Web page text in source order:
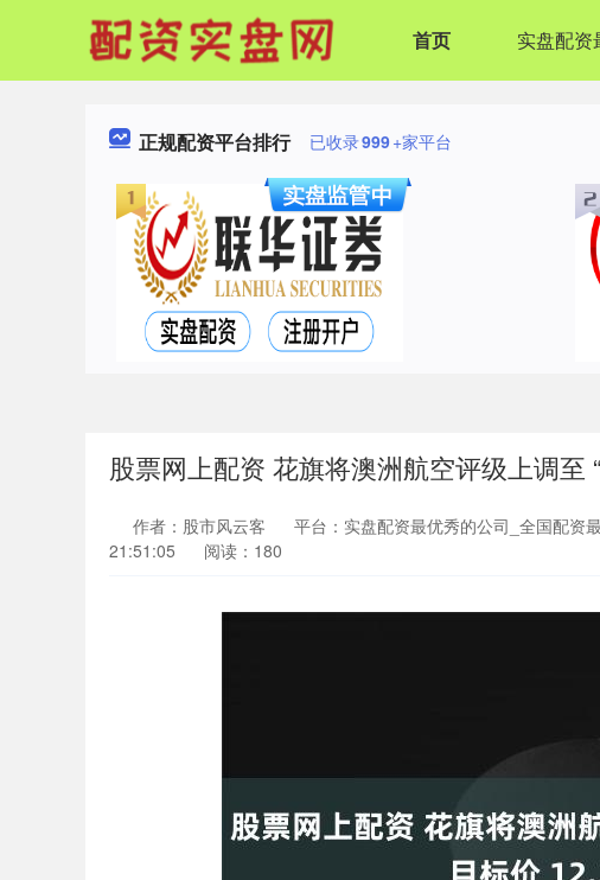
首页 实盘配资
正规配资平台排行 已收录999+家平台
股票网上配资 花旗将澳洲航空评级上调至
作者：股市风云客 平台：实盘配资最优秀的公司_全国配资
21:51:05
阅读：180